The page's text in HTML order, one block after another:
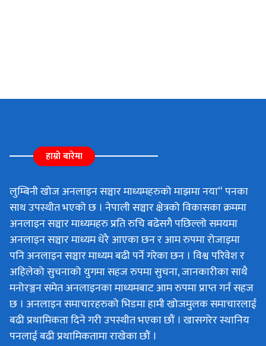
हाम्रो बारेमा
लुम्बिनी खोज अनलाइन सञ्चार माध्यमहरुको माझमा नया“ पनका
साथ उपस्थीत भएको छ । नेपाली सञ्चार क्षेत्रको विकासका क्रममा
अनलाइन सञ्चार माध्यमहरु प्रति रुचि बढेसगै पछिल्लो समयमा
अनलाइन सञ्चार माध्यम धेरै आएका छन र आम रुपमा रोजाइमा
पनि अनलाइन सञ्चार माध्यम बढी पर्ने गरेका छन । विश्व परिवेश र
अहिलेको सुचनाको युगमा सहज रुपमा सुचना, जानकारीका साथै
मनोरञ्जन समेत अनलाइनका माध्यमबाट आम रुपमा प्राप्त गर्न सहज
छ । अनलाइन समाचारहरुको भिडमा हामी खोजमुलक समाचारलाई
बढी प्रथामिकता दिने गरी उपस्थीत भएका छौं । खासगरेर स्थानिय
पनलाई बढी प्रथामिकतामा राखेका छौं ।